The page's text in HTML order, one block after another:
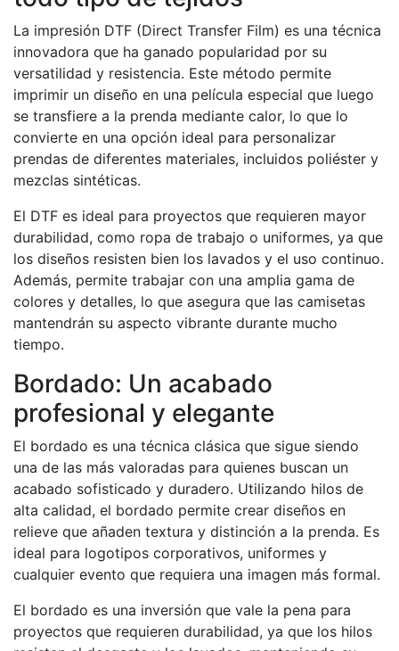
La impresión DTF (Direct Transfer Film) es una técnica
innovadora que ha ganado popularidad por su
versatilidad y resistencia. Este método permite
imprimir un diseño en una película especial que luego
se transfiere a la prenda mediante calor, lo que lo
convierte en una opción ideal para personalizar
prendas de diferentes materiales, incluidos poliéster y
mezclas sintéticas.
El DTF es ideal para proyectos que requieren mayor
durabilidad, como ropa de trabajo o uniformes, ya que
los diseños resisten bien los lavados y el uso continuo.
Además, permite trabajar con una amplia gama de
colores y detalles, lo que asegura que las camisetas
mantendrán su aspecto vibrante durante mucho
tiempo.
Bordado: Un acabado
profesional y elegante
El bordado es una técnica clásica que sigue siendo
una de las más valoradas para quienes buscan un
acabado sofisticado y duradero. Utilizando hilos de
alta calidad, el bordado permite crear diseños en
relieve que añaden textura y distinción a la prenda. Es
ideal para logotipos corporativos, uniformes y
cualquier evento que requiera una imagen más formal.
El bordado es una inversión que vale la pena para
proyectos que requieren durabilidad, ya que los hilos